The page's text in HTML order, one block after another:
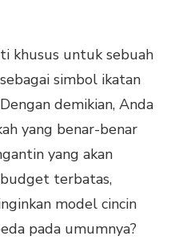
khusus untuk sebuah
simbol ikatan
demikian, Anda
yang benar-benar
yang akan
budget terbatas,
model cincin
pada umumnya?